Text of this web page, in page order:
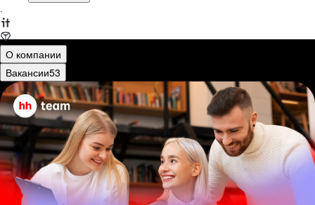
·
О компании
Вакансии53